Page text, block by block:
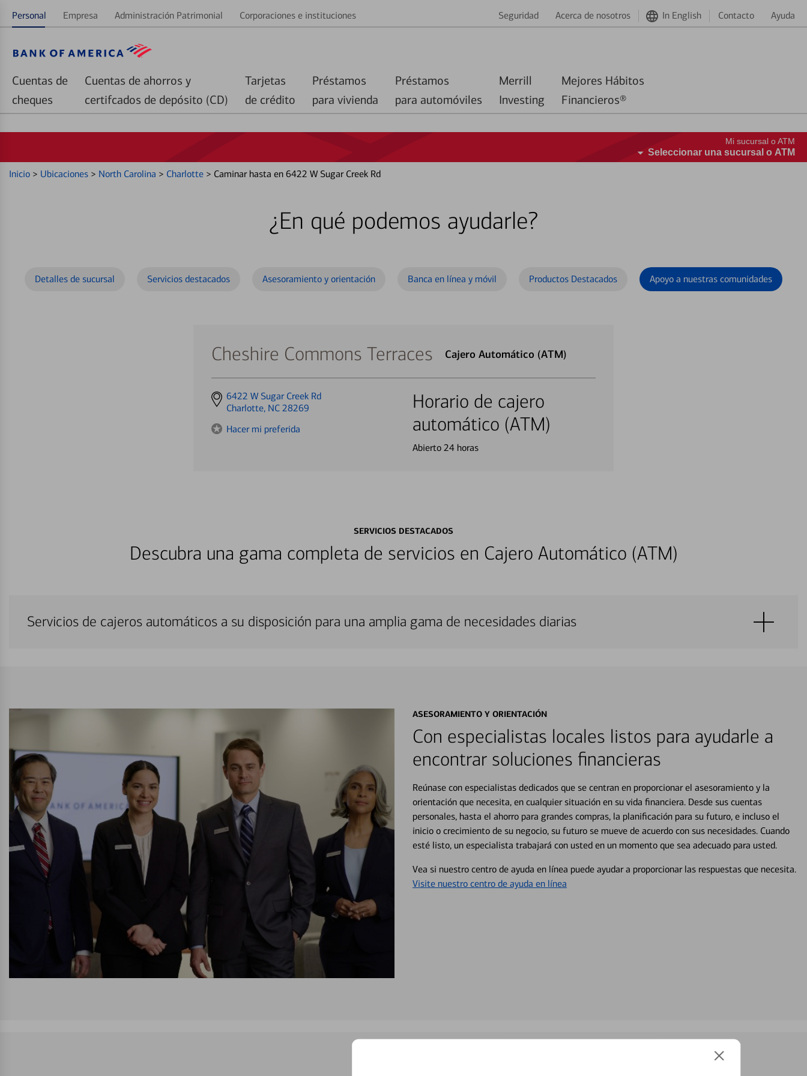
Personal Empresa Administración Patrimonial Corporaciones e instituciones Seguridad Acerca de nosotros In English Contacto Ayuda
Cuentas de
cheques
Cuentas de ahorros y
certifcados de depósito (CD)
Tarjetas
de crédito
Préstamos
para vivienda
Préstamos
para automóviles
Merrill
Investing
Mejores Hábitos
Financieros®
Mi sucursal o ATM
Seleccionar una sucursal o ATM
Inicio > Ubicaciones > North Carolina > Charlotte > Caminar hasta en 6422 W Sugar Creek Rd
¿En qué podemos ayudarle?
Detalles de sucursal Servicios destacados Asesoramiento y orientación Banca en línea y móvil Productos Destacados Apoyo a nuestras comunidades
Cheshire Commons Terraces Cajero Automático (ATM)
Get
directions
6422 W Sugar Creek Rd
Charlotte, NC 28269
Hacer mi preferida
Horario de cajero
automático (ATM)
Abierto 24 horas
SERVICIOS DESTACADOS
Descubra una gama completa de servicios en Cajero Automático (ATM)
Servicios de cajeros automáticos a su disposición para una amplia gama de necesidades diarias
ASESORAMIENTO Y ORIENTACIÓN
Con especialistas locales listos para ayudarle a
encontrar soluciones financieras
Reúnase con especialistas dedicados que se centran en proporcionar el asesoramiento y la
orientación que necesita, en cualquier situación en su vida financiera. Desde sus cuentas
personales, hasta el ahorro para grandes compras, la planificación para su futuro, e incluso el
inicio o crecimiento de su negocio, su futuro se mueve de acuerdo con sus necesidades. Cuando
esté listo, un especialista trabajará con usted en un momento que sea adecuado para usted.
Vea si nuestro centro de ayuda en línea puede ayudar a proporcionar las respuestas que necesita.
Visite nuestro centro de ayuda en línea